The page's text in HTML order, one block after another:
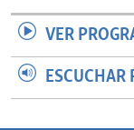
VER
ESCUCHAR